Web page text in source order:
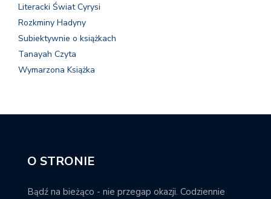
Literacki Świat Cyrysi
Rozkminy Hadyny
Subiektywnie o książkach
Tanayah Czyta
Wymarzona Książka
O STRONIE
Bądź na bieżąco - nie przegap okazji. Codziennie